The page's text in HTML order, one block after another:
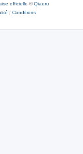
officielle ©Qiaeru
| Conditions